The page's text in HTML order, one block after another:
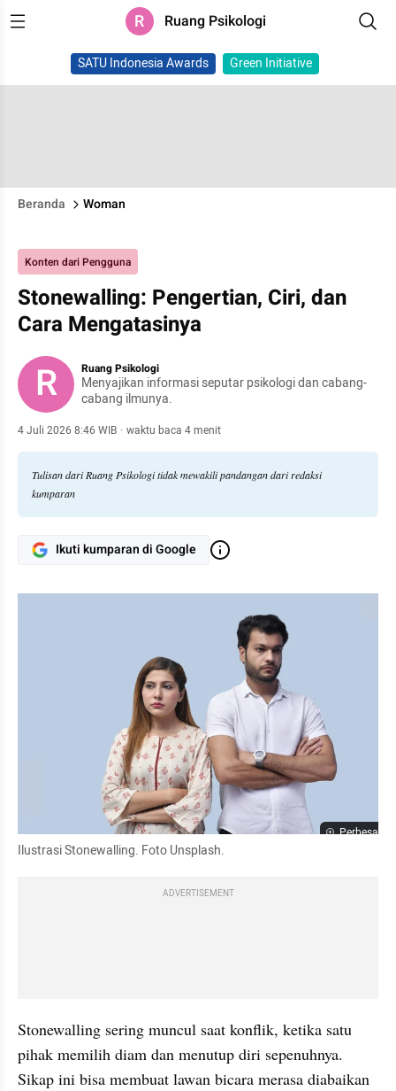
R Ruang Psikologi
SATU Indonesia Awards Green Initiative
Beranda Woman
Konten dari Pengguna
Stonewalling: Pengertian, Ciri, dan
Cara Mengatasinya
R Ruang Psikologi
Menyajikan informasi seputar psikologi dan cabang-
cabang ilmunya.
4 Juli 2026 8:46 WIB · waktu baca 4 menit
Tulisan dari Ruang Psikologi tidak mewakili pandangan dari redaksi
kumparan
Ikuti kumparan di Google
Perbesar
Ilustrasi Stonewalling. Foto Unsplash.
ADVERTISEMENT
Stonewalling sering muncul saat konflik, ketika satu
pihak memilih diam dan menutup diri sepenuhnya.
Sikap ini bisa membuat lawan bicara merasa diabaikan